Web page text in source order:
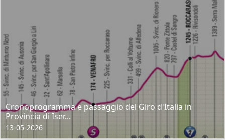
Cronoprogramma e passaggio del Giro d'Italia in
Provincia di Iser...
13-05-2026